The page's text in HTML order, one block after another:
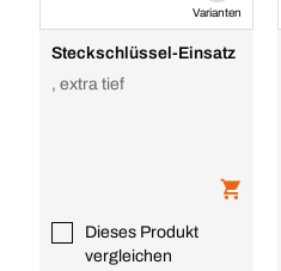
Varianten
Steckschlüssel-Einsatz
, extra tief
Dieses Produkt
vergleichen